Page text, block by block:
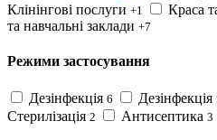
Клінінгові послуги +1 Краса
та навчальні заклади +7
Режими застосування
Дезінфекція 6
Стерилізація 2 Антисептика 3